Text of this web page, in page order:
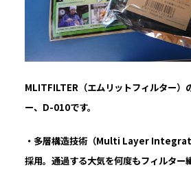
MLITFILTER（エムリットフィルター）
ー、D-010です。
・多層構造技術（Multi Layer
採用。通過する大気を何度もフィルター